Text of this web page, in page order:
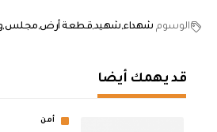
الوسوم شهداء شهيدقطعة أرض مجلس
قد يهمك أيضا
أمن